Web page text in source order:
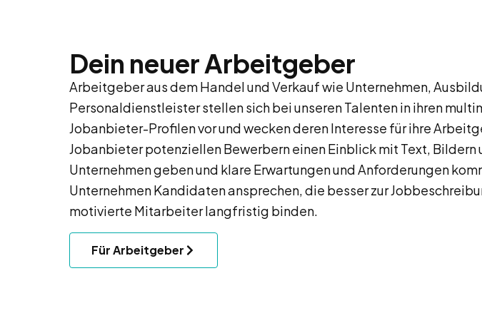
Dein neuer Arbeitgeber
Arbeitgeber aus dem Handel und Verkauf wie Unternehmen,
Personaldienstleister stellen sich bei unseren Talenten in ihren
Jobanbieter-Profilen vor und wecken deren Interesse für ihre
Jobanbieter potenziellen Bewerbern einen Einblick mit Text, Bildern
Unternehmen geben und klare Erwartungen und Anforderungen
Unternehmen Kandidaten ansprechen, die besser zur
motivierte Mitarbeiter langfristig binden.
Für Arbeitgeber